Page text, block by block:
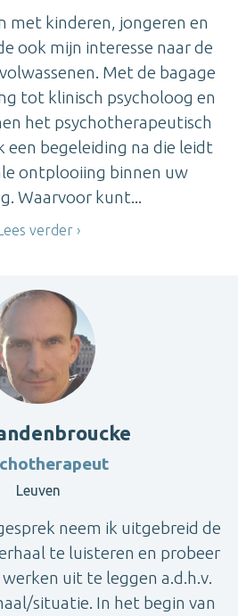
met kinderen, jongeren en
ook mijn interesse naar de
Met de bagage
tot klinisch psycholoog en
het psychotherapeutisch
een begeleiding na die leidt
ontplooiing binnen uw
Waarvoor kunt...
verder
Leuven
neem ik uitgebreid de
te luisteren en probeer
uit te leggen a.d.h.v.
situatie. In het begin van